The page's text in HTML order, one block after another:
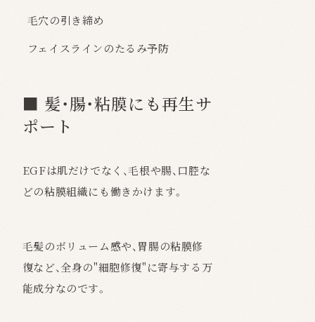
毛穴の引き締め
フェイスラインのたるみ予防
■ 髪・腸・粘膜にも再生サ
ポート
EGFは肌だけでなく、毛根や腸、口腔な
どの粘膜組織にも働きかけます。
毛髪のボリューム感や、胃腸の粘膜修
復など、全身の"細胞修復"に寄与する万
能成分なのです。